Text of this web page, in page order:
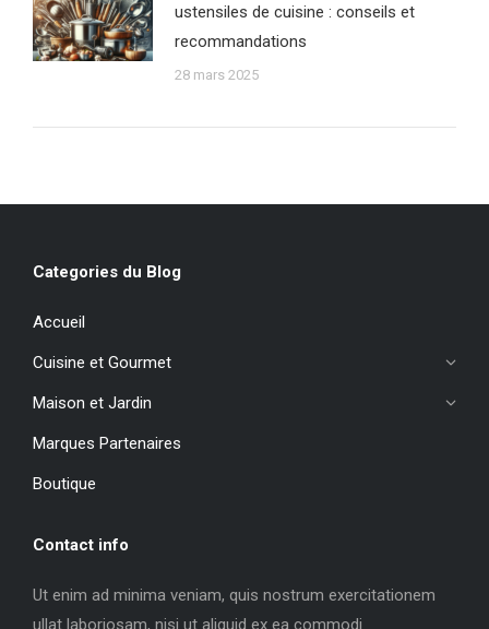
ustensiles de cuisine : conseils et
recommandations
28 mars 2025
Categories du Blog
Accueil
Cuisine et Gourmet
Maison et Jardin
Marques Partenaires
Boutique
Contact info
Ut enim ad minima veniam, quis nostrum exercitationem
ullat laboriosam, nisi ut aliquid ex ea commodi